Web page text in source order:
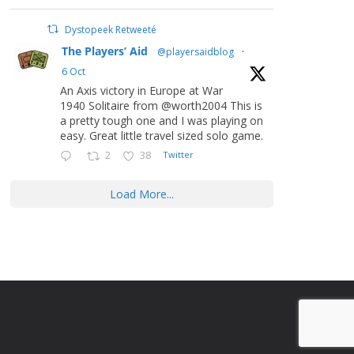
Dystopeek Retweeté
The Players’ Aid @playersaidblog
·
6 Oct
An Axis victory in Europe at War
1940 Solitaire from @worth2004 This is
a pretty tough one and I was playing on
easy. Great little travel sized solo game.
2 38 Twitter
Load More...